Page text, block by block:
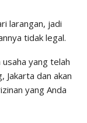
larangan, jadi
tidak legal.
yang telah
Jakarta dan akan
yang Anda